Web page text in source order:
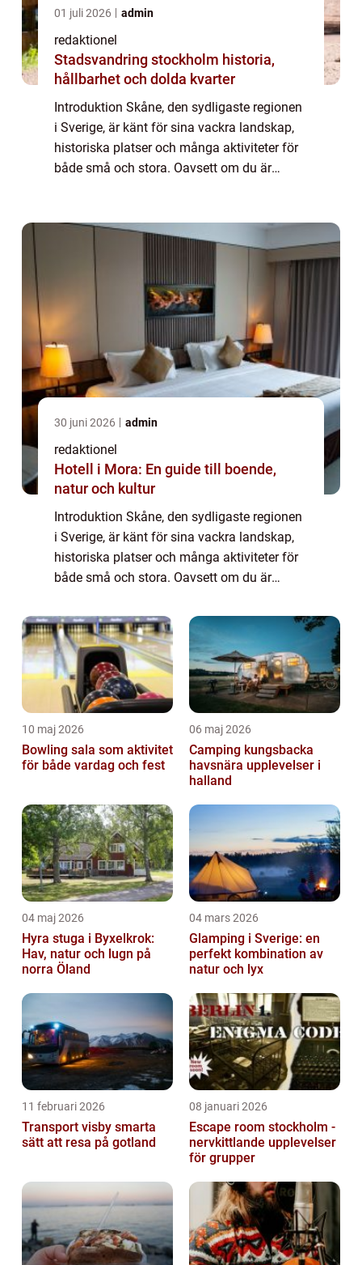
01 juli 2026 admin
redaktionel
Stadsvandring stockholm historia,
hållbarhet och dolda kvarter
Introduktion Skåne, den sydligaste regionen
i Sverige, är känt för sina vackra landskap,
historiska platser och många aktiviteter för
både små och stora. Oavsett om du är
30 juni 2026 admin
redaktionel
Hotell i Mora: En guide till boende,
natur och kultur
Introduktion Skåne, den sydligaste regionen
i Sverige, är känt för sina vackra landskap,
historiska platser och många aktiviteter för
både små och stora. Oavsett om du är
semester, finns det gott om valmöjlighete...
10 maj 2026
Bowling sala som aktivitet
för både vardag och fest
06 maj 2026
Camping kungsbacka
havsnära upplevelser i
halland
04 maj 2026
Hyra stuga i Byxelkrok:
Hav, natur och lugn på
norra Öland
04 mars 2026
Glamping i Sverige: en
perfekt kombination av
natur och lyx
11 februari 2026
Transport visby smarta
sätt att resa på gotland
08 januari 2026
Escape room stockholm -
nervkittlande upplevelser
för grupper